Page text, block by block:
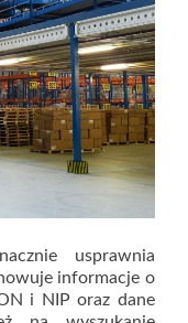
usprawnia
informacje o
i NIP oraz dane